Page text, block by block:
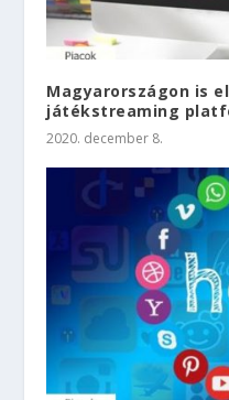
Magyarországon is
játékstreaming
2020. december 8.